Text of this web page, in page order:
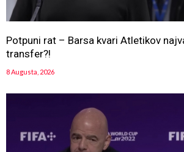
Potpuni rat – Barsa kvari Atletikov
transfer?!
8 Augusta, 2026